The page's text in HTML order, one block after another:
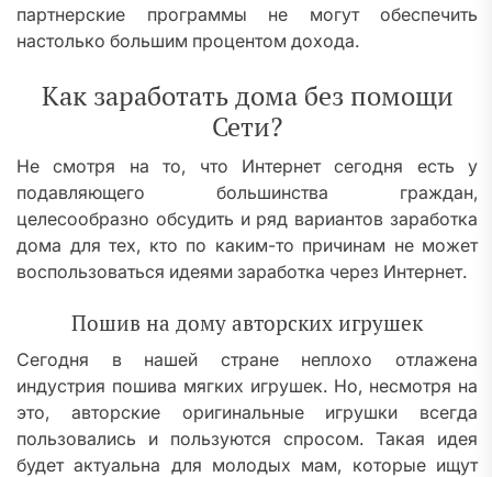
партнерские программы не могут обеспечить
настолько большим процентом дохода.
Как заработать дома без помощи
Сети?
Не смотря на то, что Интернет сегодня есть у
подавляющего большинства граждан,
целесообразно обсудить и ряд вариантов заработка
дома для тех, кто по каким-то причинам не может
воспользоваться идеями заработка через Интернет.
Пошив на дому авторских игрушек
Сегодня в нашей стране неплохо отлажена
индустрия пошива мягких игрушек. Но, несмотря на
это, авторские оригинальные игрушки всегда
пользовались и пользуются спросом. Такая идея
будет актуальна для молодых мам, которые ищут